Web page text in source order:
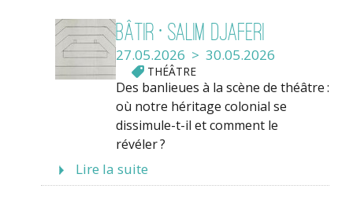
Bâtir • Salim Djaferi
27.05.2026 > 30.05.2026
THÉÂTRE
Des banlieues à la scène de théâtre :
où notre héritage colonial se
dissimule-t-il et comment le
révéler ?
Lire la suite